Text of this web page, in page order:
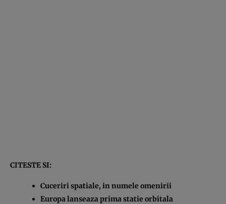
CITESTE SI:
Cuceriri spatiale, in numele omenirii
Europa lanseaza prima statie orbitala